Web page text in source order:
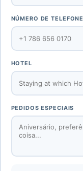
NÚMERO DE TELEFONE
HOTEL
PEDIDOS ESPECIAIS